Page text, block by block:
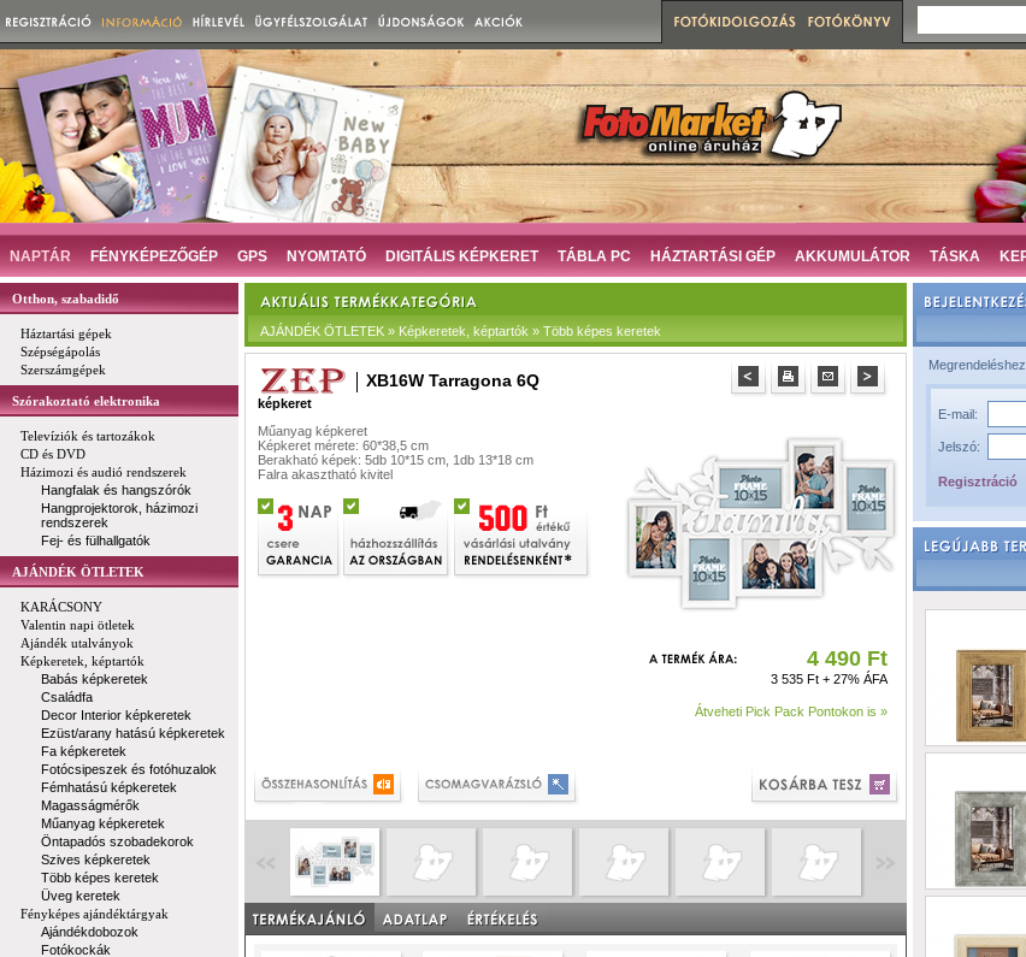
NAPTÁR FÉNYKÉPEZŐGÉP GPS NYOMTATÓ DIGITÁLIS KÉPKERET TÁBLA PC HÁZTARTÁSI GÉP AKKUMULÁTOR TÁSKA
Otthon, szabadidő
Háztartási gépek
Szépségápolás
Szerszámgépek
Szórakoztató elektronika
Televíziók és tartozákok
CD és DVD
Házimozi és audió rendszerek
Hangfalak és hangszórók
Hangprojektorok, házimozi
rendszerek
Fej- és fülhallgatók
AJÁNDÉK ÖTLETEK
KARÁCSONY
Valentin napi ötletek
Ajándék utalványok
Képkeretek, képtartók
Babás képkeretek
Családfa
Decor Interior képkeretek
Ezüst/arany hatású képkeretek
Fa képkeretek
Fotócsipeszek és fotóhuzalok
Fémhatású képkeretek
Magasságmérők
Műanyag képkeretek
Öntapadós szobadekorok
Szives képkeretek
Több képes keretek
Üveg keretek
Fényképes ajándéktárgyak
Ajándékdobozok
Fotókockák
AJÁNDÉK ÖTLETEK » Képkeretek, képtartók » Több képes keretek
XB16W Tarragona 6Q
képkeret
Műanyag képkeret
Képkeret mérete: 60*38,5 cm
Berakható képek: 5db 10*15 cm, 1db 13*18 cm
Falra akasztható kivitel
4 490 Ft
3 535 Ft + 27% ÁFA
Átveheti Pick Pack Pontokon is »
E-mail:
Jelszó:
Regisztráció